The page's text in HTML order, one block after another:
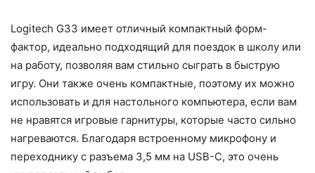
Logitech G33 имеет отличный компактный форм-
фактор, идеально подходящий для поездок в школу или
на работу, позволяя вам стильно сыграть в быструю
игру. Они также очень компактные, поэтому их можно
использовать и для настольного компьютера, если вам
не нравятся игровые гарнитуры, которые часто сильно
нагреваются. Благодаря встроенному микрофону и
переходнику с разъема 3,5 мм на USB-C, это очень